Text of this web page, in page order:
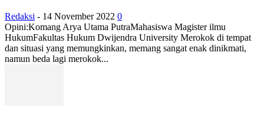
Redaksi - 14 November 2022 0
Opini:Komang Arya Utama PutraMahasiswa Magister ilmu
HukumFakultas Hukum Dwijendra University Merokok di tempat
dan situasi yang memungkinkan, memang sangat enak dinikmati,
namun beda lagi merokok...